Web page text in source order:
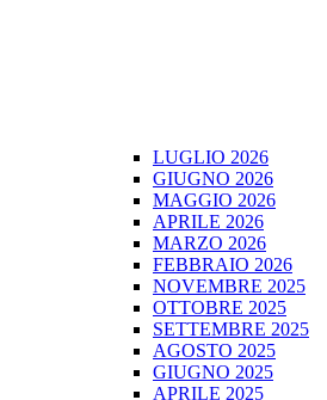
LUGLIO 2026
GIUGNO 2026
MAGGIO 2026
APRILE 2026
MARZO 2026
FEBBRAIO 2026
NOVEMBRE 2025
OTTOBRE 2025
SETTEMBRE 2025
AGOSTO 2025
GIUGNO 2025
APRILE 2025